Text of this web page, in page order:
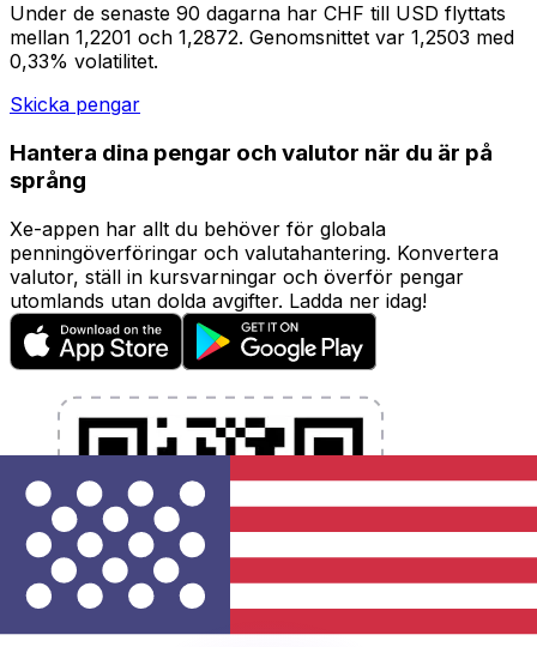
Under de senaste 90 dagarna har CHF till USD flyttats
mellan 1,2201 och 1,2872. Genomsnittet var 1,2503 med
0,33% volatilitet.
Skicka pengar
Hantera dina pengar och valutor när du är på
språng
Xe-appen har allt du behöver för globala
penningöverföringar och valutahantering. Konvertera
valutor, ställ in kursvarningar och överför pengar
utomlands utan dolda avgifter. Ladda ner idag!